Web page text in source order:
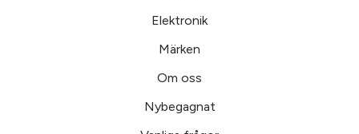
Elektronik
Märken
Om oss
Nybegagnat